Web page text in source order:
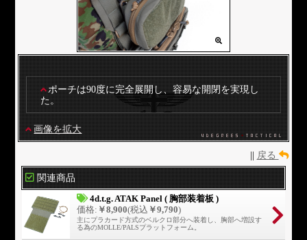
ポーチは90度に完全展開し、容易な開閉を実現し
た。
画像を拡大
|| 戻る
関連商品
4d.t.g. ATAK Panel ( 胸部装着板 )
価格: ￥8,900(税込 ￥9,790)
主にプラカード方式のベルクロ部分へ装着し、胸部へ増設す
る為のMOLLE/PALSプラットフォーム。